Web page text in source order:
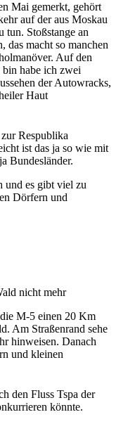
Mai gemerkt, gehört
auf der aus Moskau
tun. Stoßstange an
das macht so manchen
Auf den
habe ich zwei
der Autowracks,
Haut
Respublika
ist das ja so wie mit
Bundesländer.
und es gibt viel zu
Dörfern und
nicht mehr
M-5 einen 20 Km
Am Straßenrand sehe
hinweisen. Danach
und kleinen
den Fluss Tspa der
könnte.